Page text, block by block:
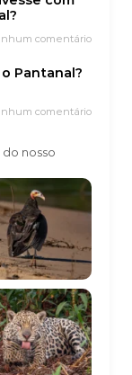
comentário
Pantanal?
comentário
nosso